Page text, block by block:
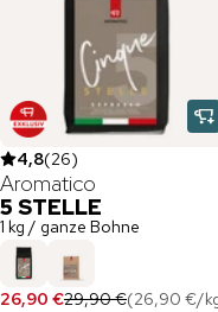
4,8(26)
Aromatico
5 STELLE
1 kg / ganze Bohne
26,90 €29,90 €(26,90 €/